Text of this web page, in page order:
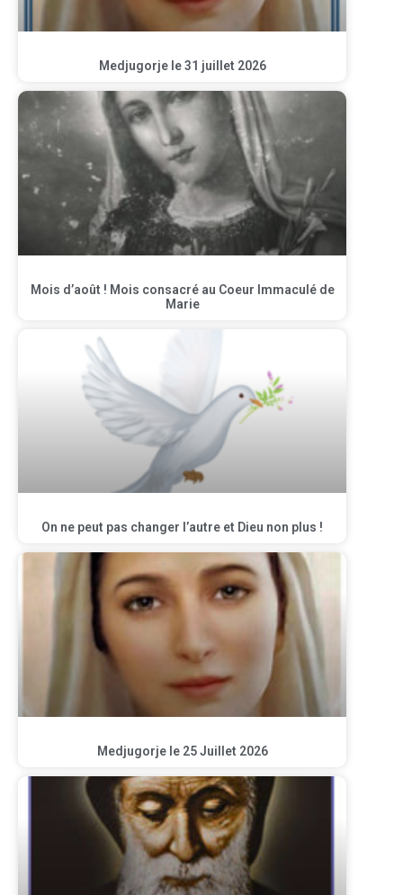
Medjugorje le 31 juillet 2026
Mois d’août ! Mois consacré au Coeur Immaculé de
Marie
On ne peut pas changer l’autre et Dieu non plus !
Medjugorje le 25 Juillet 2026